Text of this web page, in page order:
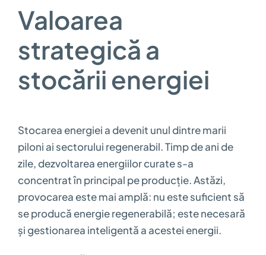
Valoarea
strategică a
stocării energiei
Stocarea energiei a devenit unul dintre marii
piloni ai sectorului regenerabil. Timp de ani de
zile, dezvoltarea energiilor curate s-a
concentrat în principal pe producție. Astăzi,
provocarea este mai amplă: nu este suficient să
se producă energie regenerabilă; este necesară
și gestionarea inteligentă a acestei energii.